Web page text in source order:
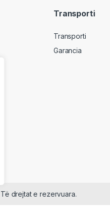
Transporti
Transporti
Garancia
drejtat e rezervuara.